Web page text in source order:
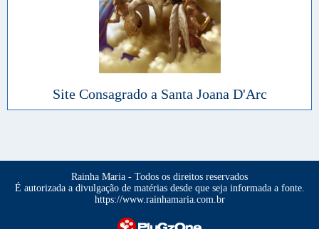
Site Consagrado a Santa Joana D'Arc
Rainha Maria - Todos os direitos reservados
É autorizada a divulgação de matérias desde que seja informada a fonte.
https://www.rainhamaria.com.br